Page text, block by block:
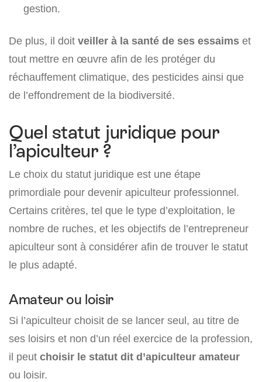
gestion.
De plus, il doit veiller à la santé de ses essaims et
tout mettre en œuvre afin de les protéger du
réchauffement climatique, des pesticides ainsi que
de l’effondrement de la biodiversité.
Quel statut juridique pour
l’apiculteur ?
Le choix du statut juridique est une étape
primordiale pour devenir apiculteur professionnel.
Certains critères, tel que le type d’exploitation, le
nombre de ruches, et les objectifs de l’entrepreneur
apiculteur sont à considérer afin de trouver le statut
le plus adapté.
Amateur ou loisir
Si l’apiculteur choisit de se lancer seul, au titre de
ses loisirs et non d’un réel exercice de la profession,
il peut choisir le statut dit d’apiculteur amateur
ou loisir.